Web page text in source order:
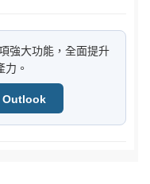
強大功能，全面提升
。